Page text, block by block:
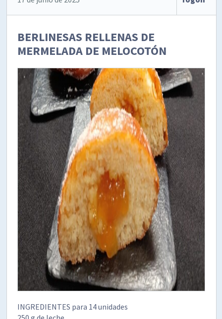
BERLINESAS RELLENAS DE
MERMELADA DE MELOCOTÓN
INGREDIENTES para 14 unidades